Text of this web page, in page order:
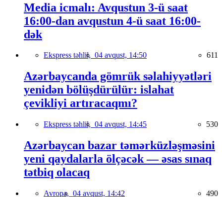
Media icmalı: Avqustun 3-ü saat
16:00-dan avqustun 4-ü saat 16:00-
dək
Ekspress təhlil, 04 avqust, 14:50 611
Azərbaycanda gömrük səlahiyyətləri
yenidən bölüşdürülür: islahat
çevikliyi artıracaqmı?
Ekspress təhlil, 04 avqust, 14:45 530
Azərbaycan bazar təmərküzləşməsini
yeni qaydalarla ölçəcək — əsas sınaq
tətbiq olacaq
Avropa, 04 avqust, 14:42 490